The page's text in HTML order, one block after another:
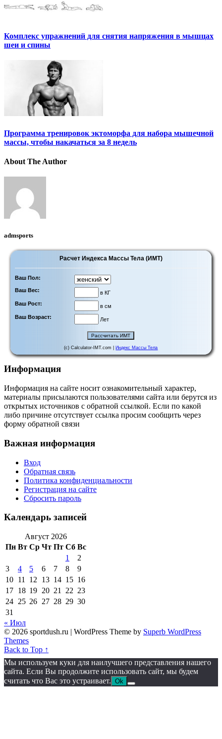
Комплекс упражнений для снятия напряжения в мышцах
шеи и спины
Программа тренировок эктоморфа для набора мышечной
массы, чтобы накачаться за 8 недель
About The Author
admsports
Расчет Индекса Массы Тела (ИМТ)
Ваш Пол:
Ваш Вес:
в КГ
Ваш Рост:
в см
Ваш Возраст:
Лет
(c) Calculator-IMT.com | Индекс Массы Тела
Информация
Информация на сайте носит ознакомительный характер,
материалы присылаются пользователями сайта или берутся из
открытых источников с обратной ссылкой. Если по какой
либо причине отсутствует ссылка просим сообщить через
форму обратной связи
Важная информация
Вход
Обратная связь
Политика конфиденциальности
Регистрация на сайте
Сбросить пароль
Календарь записей
Август 2026
Пн Вт Ср Чт Пт Сб Вс
1
2
3
4 5 6 7 8
9
10 11 12 13 14 15 16
17 18 19 20 21 22 23
24 25 26 27 28 29 30
31
« Июл
© 2026 sportdush.ru | WordPress Theme by Superb WordPress
Themes
Back to Top ↑
Мы используем куки для наилучшего представления нашего
сайта. Если Вы продолжите использовать сайт, мы будем
считать что Вас это устраивает. Ok